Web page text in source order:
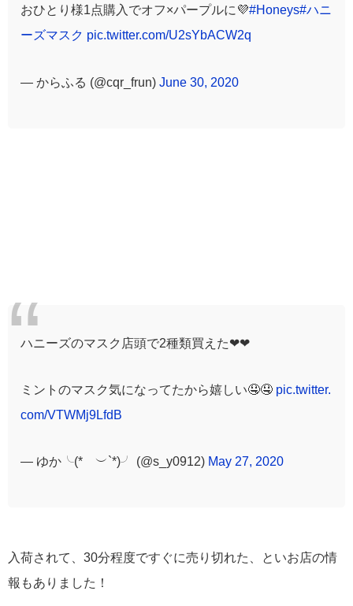
おひとり様1点購入でオフ×パープルに💜#Honeys#ハニ
ーズマスク pic.twitter.com/U2sYbACW2q
— からふる (@cqr_frun) June 30, 2020
ハニーズのマスク店頭で2種類買えた❤❤
ミントのマスク気になってたから嬉しい🤤🤤 pic.twitter.
com/VTWMj9LfdB
— ゆか╰(*´︶`*)╯ (@s_y0912) May 27, 2020
入荷されて、30分程度ですぐに売り切れた、といお店の情
報もありました！